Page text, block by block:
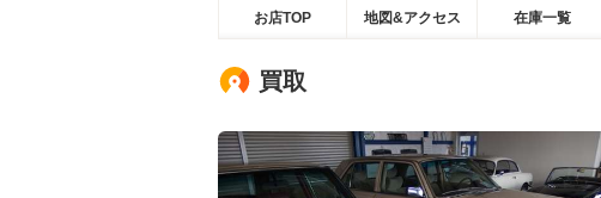
お店TOP 地図&アクセス 在庫一覧
買取